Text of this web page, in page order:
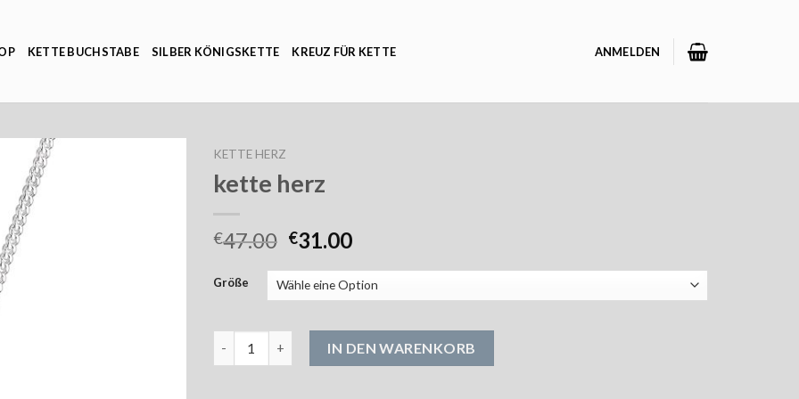
KETTE BUCHSTABE SILBER KÖNIGSKETTE KREUZ FÜR KETTE ANMELDEN
KETTE HERZ
kette herz
€47.00 €31.00
Größe
IN DEN WARENKORB